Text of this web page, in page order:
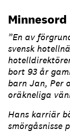
Minnesord
”En av
svensk
bort 93 år
barn Jan, Per
oräkneliga
Hans karriär
smörgåsnisse